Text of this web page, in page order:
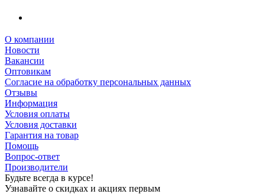
О компании
Новости
Вакансии
Оптовикам
Cогласие на обработку персональных данных
Отзывы
Информация
Условия оплаты
Условия доставки
Гарантия на товар
Помощь
Вопрос-ответ
Производители
Будьте всегда в курсе!
Узнавайте о скидках и акциях первым